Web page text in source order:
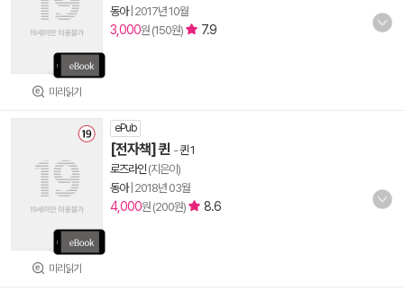
미리읽기
동아| 2017년 10월
3,000원 (150원) 7.9
미리읽기
ePub
[전자책] 퀸 -퀸 1
로즈라인 (지은이)
동아| 2018년 03월
4,000원 (200원) 8.6